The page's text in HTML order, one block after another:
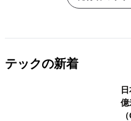
テックの新着
億